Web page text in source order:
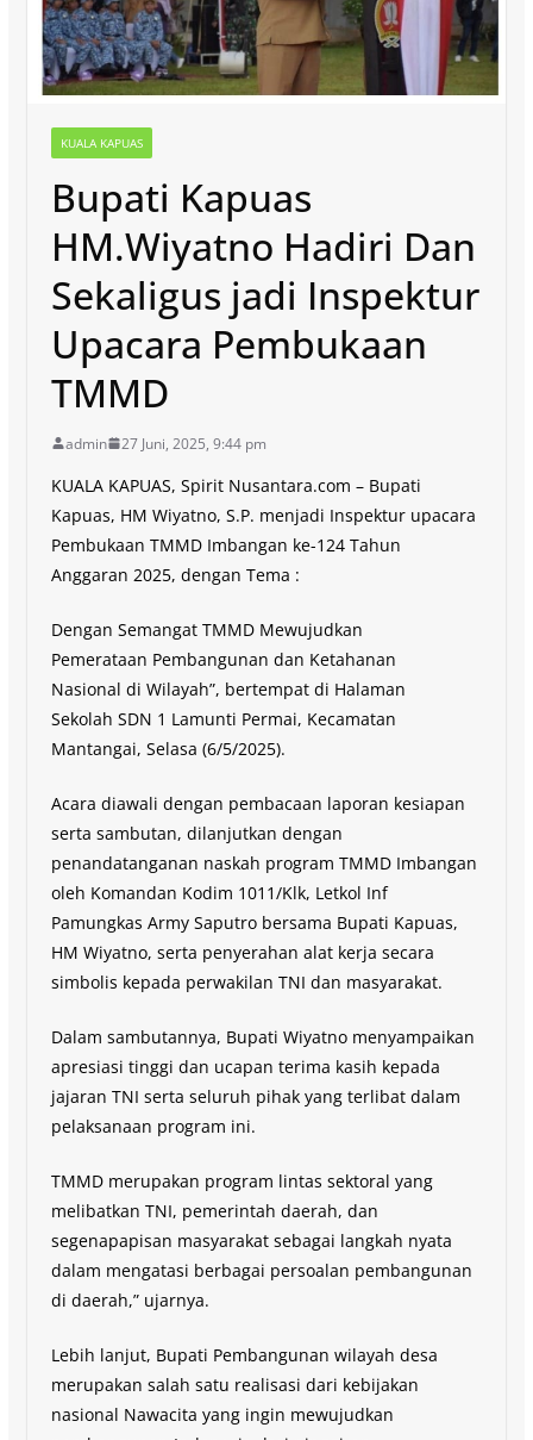
KUALA KAPUAS
Bupati Kapuas
HM.Wiyatno Hadiri Dan
Sekaligus jadi Inspektur
Upacara Pembukaan
TMMD
admin 27 Juni, 2025, 9:44 pm
KUALA KAPUAS, Spirit Nusantara.com – Bupati
Kapuas, HM Wiyatno, S.P. menjadi Inspektur upacara
Pembukaan TMMD Imbangan ke-124 Tahun
Anggaran 2025, dengan Tema :
Dengan Semangat TMMD Mewujudkan
Pemerataan Pembangunan dan Ketahanan
Nasional di Wilayah”, bertempat di Halaman
Sekolah SDN 1 Lamunti Permai, Kecamatan
Mantangai, Selasa (6/5/2025).
Acara diawali dengan pembacaan laporan kesiapan
serta sambutan, dilanjutkan dengan
penandatanganan naskah program TMMD Imbangan
oleh Komandan Kodim 1011/Klk, Letkol Inf
Pamungkas Army Saputro bersama Bupati Kapuas,
HM Wiyatno, serta penyerahan alat kerja secara
simbolis kepada perwakilan TNI dan masyarakat.
Dalam sambutannya, Bupati Wiyatno menyampaikan
apresiasi tinggi dan ucapan terima kasih kepada
jajaran TNI serta seluruh pihak yang terlibat dalam
pelaksanaan program ini.
TMMD merupakan program lintas sektoral yang
melibatkan TNI, pemerintah daerah, dan
segenapapisan masyarakat sebagai langkah nyata
dalam mengatasi berbagai persoalan pembangunan
di daerah,” ujarnya.
Lebih lanjut, Bupati Pembangunan wilayah desa
merupakan salah satu realisasi dari kebijakan
nasional Nawacita yang ingin mewujudkan